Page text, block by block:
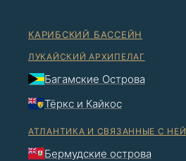
КАРИБСКИЙ БАССЕЙН
ЛУКАЙСКИЙ АРХИПЕЛАГ
Багамские Острова
Тёркс и Кайкос
АТЛАНТИКА И СВЯЗАННЫЕ С НЕЙ
Бермудские острова